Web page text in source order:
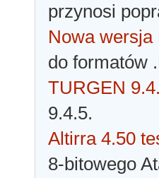
przynosi
Nowa wersja
do formatów
TURGEN
9.4.5.
Altirra 4.50
8-bitowego